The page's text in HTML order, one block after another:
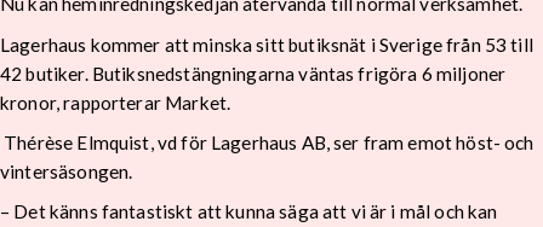
Lagerhaus kommer att minska sitt butiksnät i Sverige från 53 till
42 butiker. Butiksnedstängningarna väntas frigöra 6 miljoner
kronor, rapporterar Market.
Thérèse Elmquist, vd för Lagerhaus AB, ser fram emot höst- och
vintersäsongen.
– Det känns fantastiskt att kunna säga att vi är i mål och kan